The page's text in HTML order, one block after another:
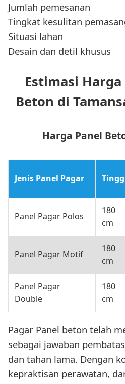
Jumlah pemesanan
Tingkat kesulitan
Situasi lahan
Desain dan detil khusus
Estimasi
Beton di
Harga Panel
Jenis Panel Pagar
Panel Pagar Polos
180
cm
Panel Pagar Motif
180
cm
Panel Pagar
Double
180
cm
Pagar Panel beton telah
sebagai jawaban
dan tahan lama. Dengan
kepraktisan perawatan,